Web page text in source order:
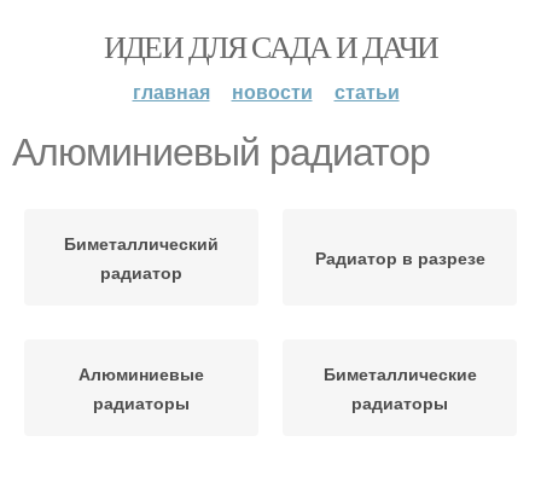
ИДЕИ ДЛЯ САДА И ДАЧИ
главная новости статьи
Алюминиевый радиатор
Биметаллический
радиатор
Радиатор в разрезе
Алюминиевые
радиаторы
Биметаллические
радиаторы